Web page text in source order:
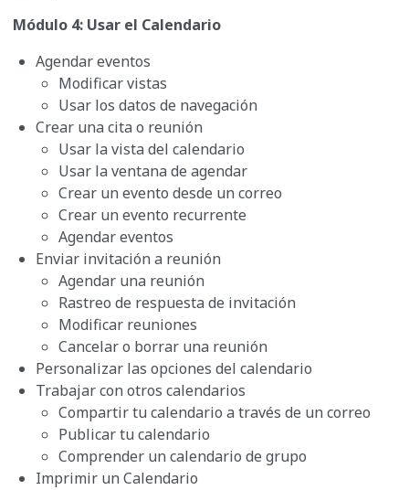
Módulo 4: Usar el Calendario
Agendar eventos
Modificar vistas
Usar los datos de navegación
Crear una cita o reunión
Usar la vista del calendario
Usar la ventana de agendar
Crear un evento desde un correo
Crear un evento recurrente
Agendar eventos
Enviar invitación a reunión
Agendar una reunión
Rastreo de respuesta de invitación
Modificar reuniones
Cancelar o borrar una reunión
Personalizar las opciones del calendario
Trabajar con otros calendarios
Compartir tu calendario a través de un correo
Publicar tu calendario
Comprender un calendario de grupo
Imprimir un Calendario